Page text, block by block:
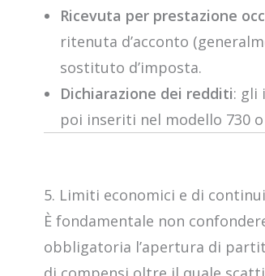
Ricevuta per prestazione
ritenuta d’acconto
sostituto d’imposta.
Dichiarazione dei redditi: gli
poi inseriti nel modello 730
5. Limiti economici e di
È fondamentale non
obbligatoria l’apertura di